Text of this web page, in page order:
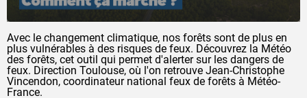
Avec le changement climatique, nos forêts sont de plus en
plus vulnérables à des risques de feux. Découvrez la Météo
des forêts, cet outil qui permet d'alerter sur les dangers de
feux. Direction Toulouse, où l'on retrouve Jean-Christophe
Vincendon, coordinateur national feux de forêts à Météo-
France.